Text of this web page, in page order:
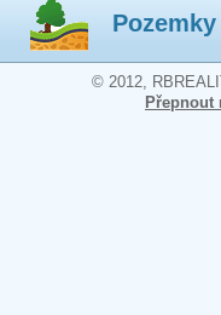
Pozemky
© 2012,
Přepnout